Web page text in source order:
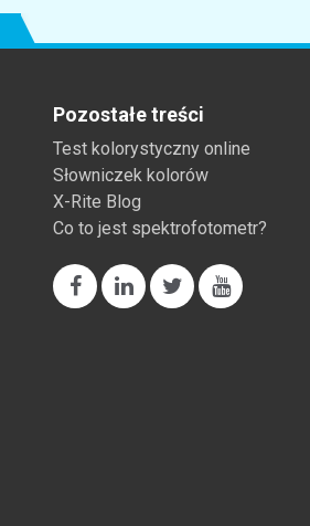
Pozostałe treści
Test kolorystyczny online
Słowniczek kolorów
X-Rite Blog
Co to jest spektrofotometr?